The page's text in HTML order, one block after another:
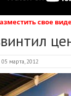
свое
05 марта, 2012